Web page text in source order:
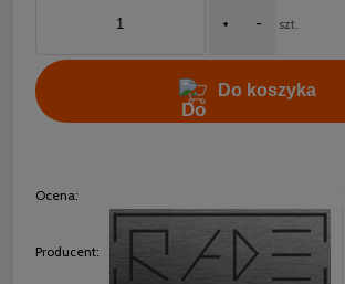
+ - szt.
Do koszyka
Ocena:
Producent: